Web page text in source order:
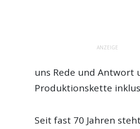
ANZEIGE
uns Rede und Antwort
Produktionskette
Seit fast 70 Jahren